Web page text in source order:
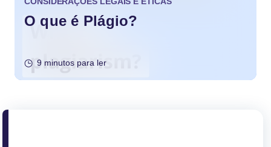
O que é Plágio?
9 minutos para ler